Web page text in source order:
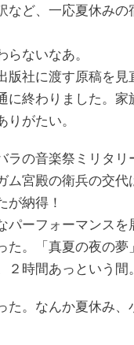
など、一応夏休みの
ないなあ。
版社に渡す原稿を見
に終わりました。家
がたい。
ラの音楽祭ミリタリ
ム宮殿の衛兵の交代
納得！
ーフォーマンス
。「真夏の夜の
時間あっという間。
。なんか夏休み